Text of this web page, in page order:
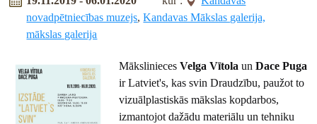
novadpētniecības muzejs,Kandavas Mākslas galerija,
mākslas galerija
Mākslinieces Velga VītolaunDace Puga
ir Latviet's, kas svin Draudzību, paužot to
vizuālplastiskās mākslas kopdarbos,
izmantojot dažādu materiālu un tehniku